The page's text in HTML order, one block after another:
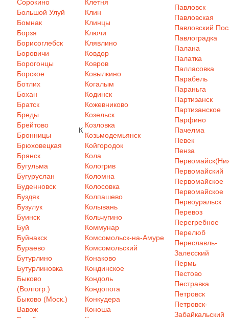
Сорокино
Большой Улуй
Бомнак
Борзя
Борисоглебск
Боровичи
Борогонцы
Борское
Ботлих
Бохан
Братск
Бреды
Брейтово
Бронницы
Брюховецкая
Брянск
Бугульма
Бугуруслан
Буденновск
Буздяк
Бузулук
Буинск
Буй
Буйнакск
Бураево
Бутурлино
Бутурлиновка
Быково
(Волгогр.)
Быково (Моск.)
Вавож
К
Клетня
Клин
Клинцы
Ключи
Клявлино
Ковдор
Ковров
Ковылкино
Когалым
Кодинск
Кожевниково
Козельск
Козловка
Козьмодемьянск
Койгородок
Кола
Кологрив
Коломна
Колосовка
Колпашево
Колывань
Кольчугино
Коммунар
Комсомольск-на-Амуре
Комсомольский
Конаково
Кондинское
Кондоль
Кондопога
Конкудера
Коноша
Павловск
Павловская
Павловский
Павлоградка
Палана
Палатка
Палласовка
Парабель
Параньга
Партизанск
Партизанское
Парфино
Пачелма
Певек
Пенза
Первомайский
Первомайское
Первомайское
Первоуральск
Перевоз
Перегребное
Перелюб
Переславль-
Залесский
Пермь
Пестово
Пестравка
Петровск
Петровск-
Забайкальский